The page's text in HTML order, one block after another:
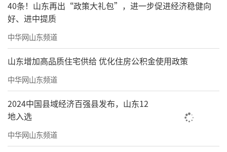
40条！山东再出“政策大礼包”，进一步促进经济稳健向
好、进中提质
中华网山东频道
山东增加高品质住宅供给 优化住房公积金使用政策
中华网山东频道
2024中国县域经济百强县发布，山东12
地入选
中华网山东频道